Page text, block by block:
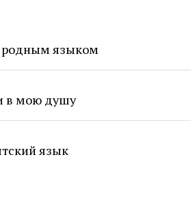
родным языком
в мою душу
язык